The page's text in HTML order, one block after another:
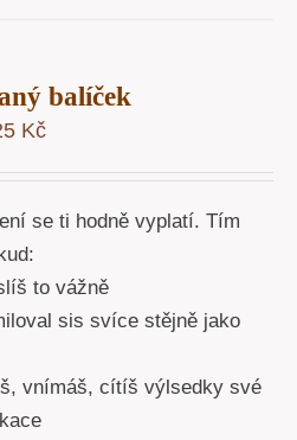
balíček
Kč
se ti hodně vyplatí. Tím
to vážně
sis svíce stějně jako
vnímáš, cítíš výlsedky své